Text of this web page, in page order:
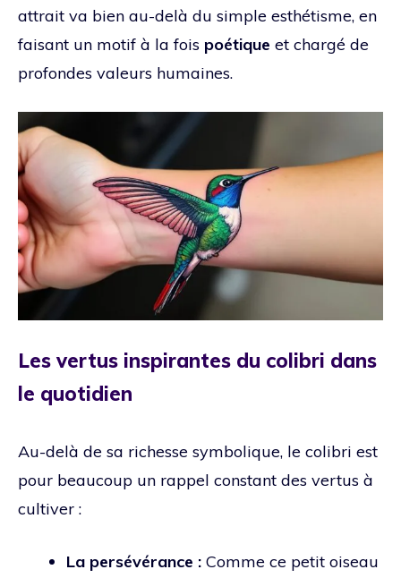
attrait va bien au-delà du simple esthétisme, en
faisant un motif à la fois poétique et chargé de
profondes valeurs humaines.
Les vertus inspirantes du colibri dans
le quotidien
Au-delà de sa richesse symbolique, le colibri est
pour beaucoup un rappel constant des vertus à
cultiver :
La persévérance : Comme ce petit oiseau